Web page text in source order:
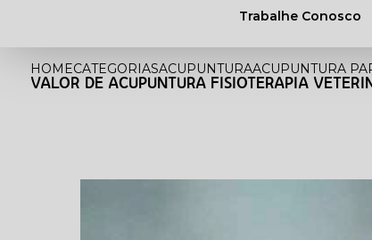
Trabalhe Conosco
HOMECATEGORIASACUPUNTURAACUPUNTURA
VALOR DE ACUPUNTURA FISIOTERAPIA